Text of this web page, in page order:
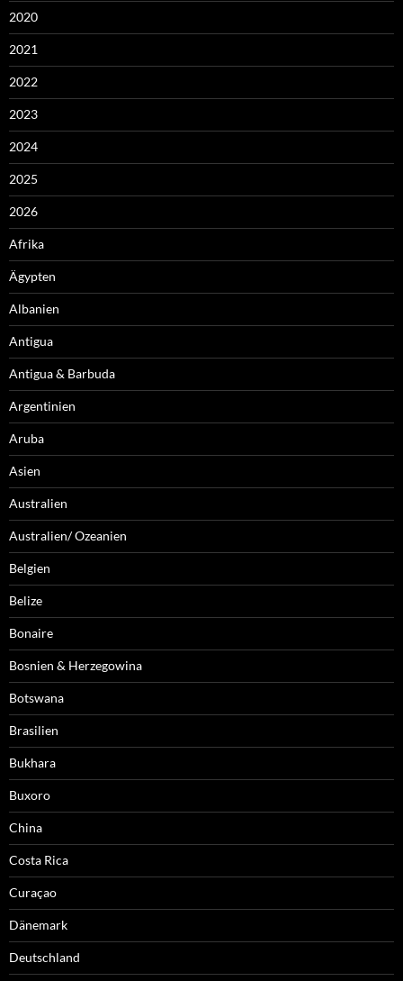
2020
2021
2022
2023
2024
2025
2026
Afrika
Ägypten
Albanien
Antigua
Antigua & Barbuda
Argentinien
Aruba
Asien
Australien
Australien/ Ozeanien
Belgien
Belize
Bonaire
Bosnien & Herzegowina
Botswana
Brasilien
Bukhara
Buxoro
China
Costa Rica
Curaçao
Dänemark
Deutschland